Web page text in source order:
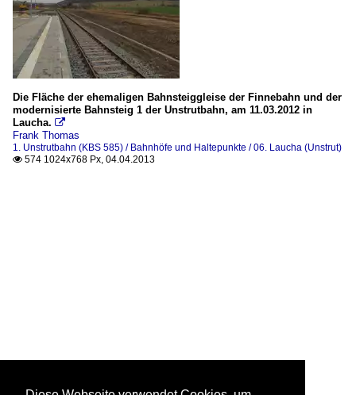
Die Fläche der ehemaligen Bahnsteiggleise der Finnebahn und der
modernisierte Bahnsteig 1 der Unstrutbahn, am 11.03.2012 in
Laucha. 
Frank Thomas
1. Unstrutbahn (KBS 585) / Bahnhöfe und Haltepunkte / 06. Laucha (Unstrut)
 574 1024x768 Px, 04.04.2013